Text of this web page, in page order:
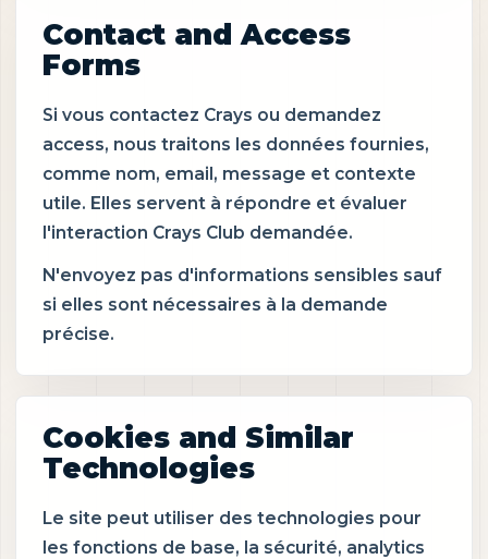
Contact and Access
Forms
Si vous contactez Crays ou demandez
access, nous traitons les données fournies,
comme nom, email, message et contexte
utile. Elles servent à répondre et évaluer
l'interaction Crays Club demandée.
N'envoyez pas d'informations sensibles sauf
si elles sont nécessaires à la demande
précise.
Cookies and Similar
Technologies
Le site peut utiliser des technologies pour
les fonctions de base, la sécurité, analytics